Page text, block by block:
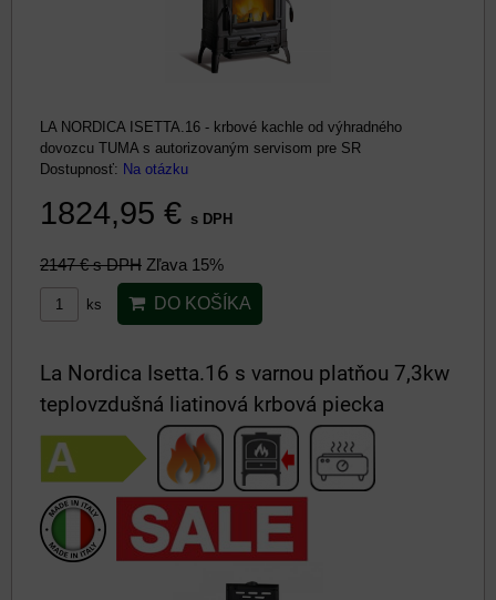
LA NORDICA ISETTA.16 - krbové kachle od výhradného
dovozcu TUMA s autorizovaným servisom pre SR
Dostupnosť: Na otázku
1824,95 € s DPH
2147 €s DPH Zľava 15%
ks DO KOŠÍKA
La Nordica Isetta.16 s varnou platňou 7,3kw
teplovzdušná liatinová krbová piecka